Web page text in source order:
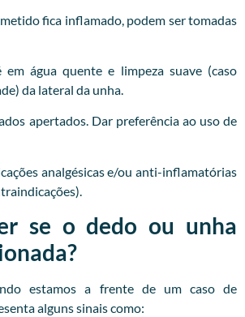
fica inflamado, podem ser tomadas
água quente e limpeza suave (caso
da lateral da unha.
apertados. Dar preferência ao uso de
analgésicas e/ou anti-inflamatórias
se o dedo ou unha
estamos a frente de um caso de
alguns sinais como: